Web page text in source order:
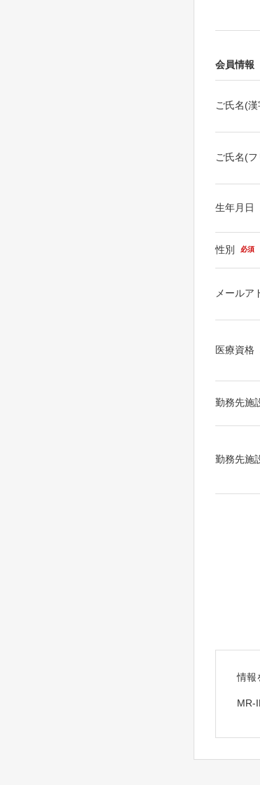
会員情報
ご氏名(漢
ご氏名(
生年月日
性別 必須
メールア
医療資格
勤務先施
勤務先施
情報